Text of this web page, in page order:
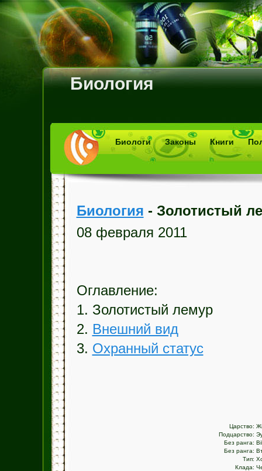
Биология
Биологи Законы Книги
Биология - Золотистый
08 февраля 2011
Оглавление:
1. Золотистый лемур
2. Внешний вид
3. Охранный статус
Царство:
Подцарство:
Без ранга:
Без ранга:
Тип:
Клада: